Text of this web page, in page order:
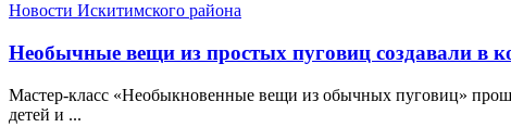
Новости Искитимского района
Необычные вещи из простых пуговиц создавали в
Мастер-класс «Необыкновенные вещи из обычных пуговиц»
детей и ...